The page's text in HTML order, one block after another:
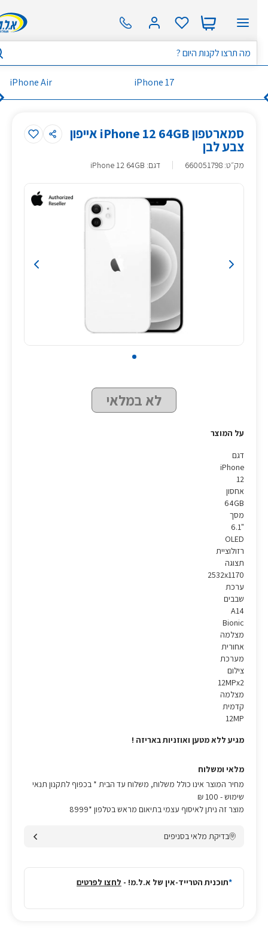
iPhone 17
iPhone Air
סמארטפון iPhone 12 64GB אייפון
צבע לבן
מק״ט:
660051798 דגם: iPhone 12 64GB
לא במלאי
על המוצר
דגם
iPhone
12
אחסון
64GB
מסך
"6.1
OLED
רזולוציית
תצוגה
2532x1170
ערכת
שבבים
A14
Bionic
מצלמה
אחורית
מערכת
צילום
12MPx2
מצלמה
קדמית
12MP
מגיע ללא מטען ואוזניות באריזה !
מלאי ומשלוח
מחיר המוצר אינו כולל משלוח, משלוח עד הבית * בכפוף לתקנון תנאי
שימוש- 100 ₪
מוצר זה ניתן לאיסוף עצמי בתיאום מראש בטלפון *8999
בדיקת מלאי בסניפים
תוכנית הטרייד-אין של א.ל.מ! - לחצו לפרטים